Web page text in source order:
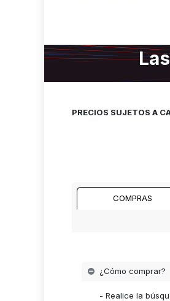
PRECIOS SUJETOS A
COMPRAS
¿Cómo comprar?
- Realice la